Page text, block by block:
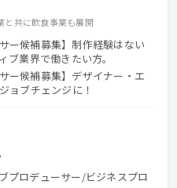
と共に飲食事業も展開
ー候補募集】制作経験はない
ブ業界で働きたい方。
ー候補募集】デザイナー・エ
ョブチェンジに！
プロデューサー/ビジネスプロ